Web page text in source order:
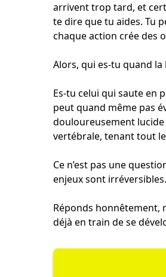
arrivent trop tard, et
te dire que tu aides. Tu
chaque action crée des
Alors, qui es-tu quand
Es-tu celui qui saute en
peut quand même pas
douloureusement
vertébrale, tenant tout
Ce n’est pas une
enjeux sont irréversibles.
Réponds honnêtement,
déjà en train de se